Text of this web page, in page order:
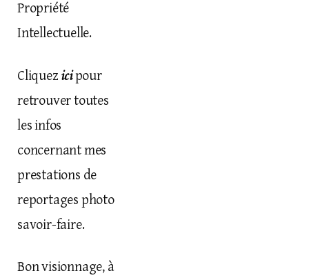
Propriété
Intellectuelle.
Cliquez icipour
retrouver toutes
les infos
concernant mes
prestations de
reportages photo
savoir-faire.
Bon visionnage, à